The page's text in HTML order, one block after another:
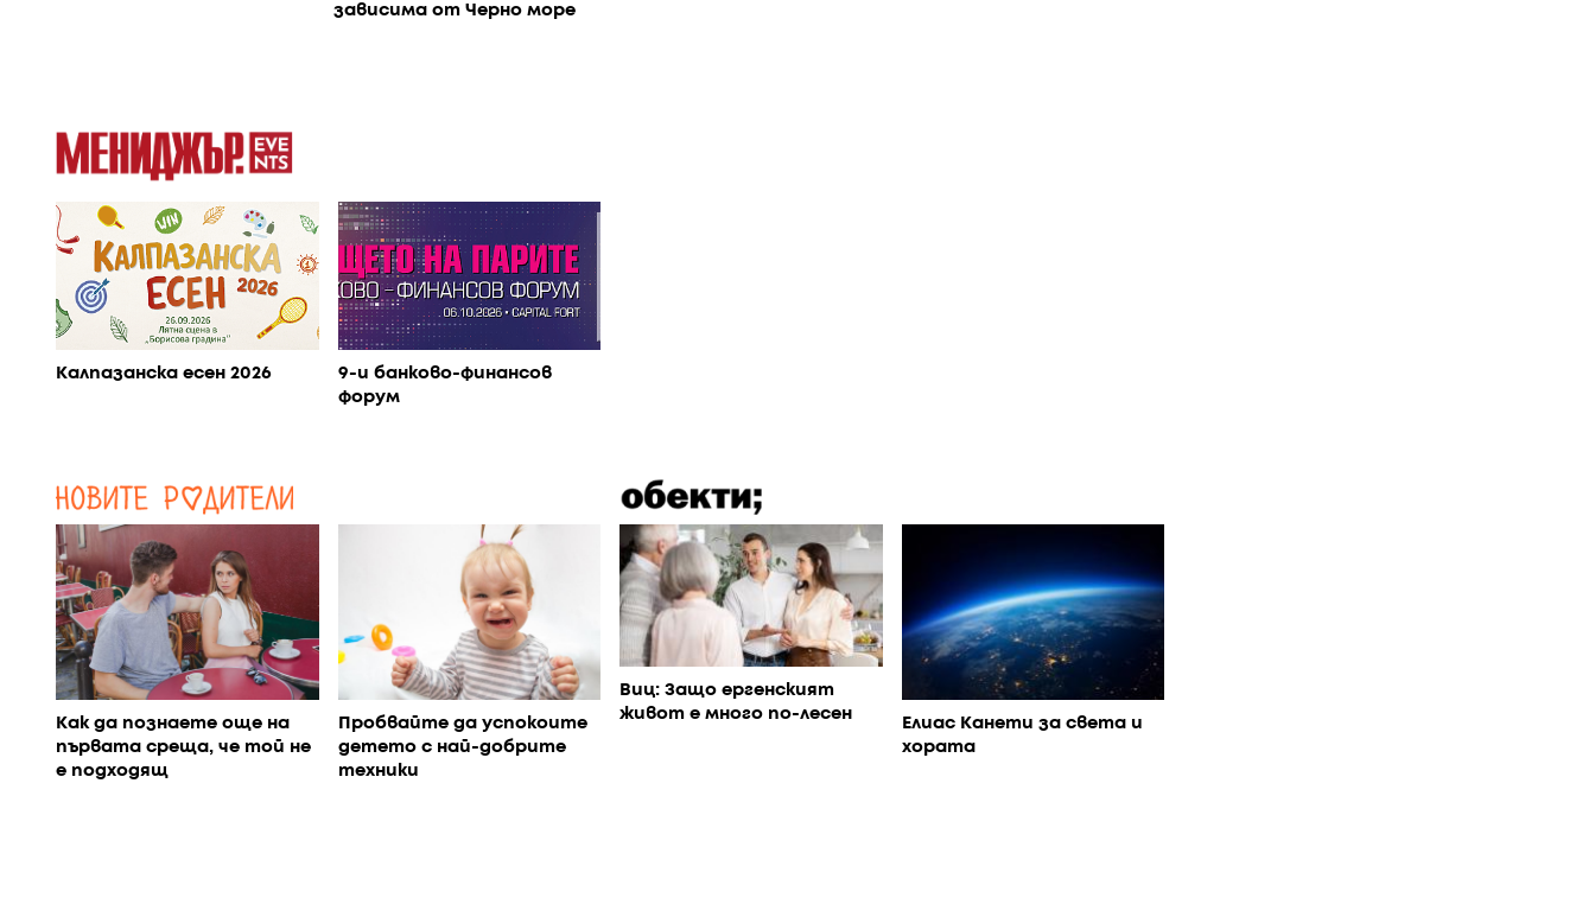
зависима от Черно море
Калпазанска есен 2026
9-и банково-финансов
форум
Как да познаете още на
първата среща, че той не
е подходящ
Пробвайте да успокоите
детето с най-добрите
техники
Виц: Защо ергенският
живот е много по-лесен
Елиас Канети за света и
хората